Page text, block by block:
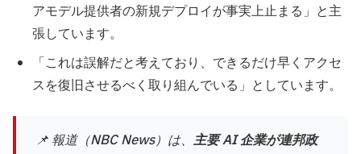
アモデル提供者の新規デプロイが事実上止まる」と主
張しています。
「これは誤解だと考えており、できるだけ早くアクセ
スを復旧させるべく取り組んでいる」としています。
📌 報道（NBC News）は、 主要 AI 企業が連邦政